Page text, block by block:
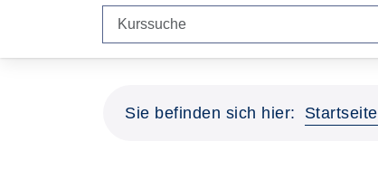
Sie befinden sich hier: Startseite